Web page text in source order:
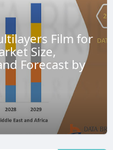
Film for
Size,
Forecast by